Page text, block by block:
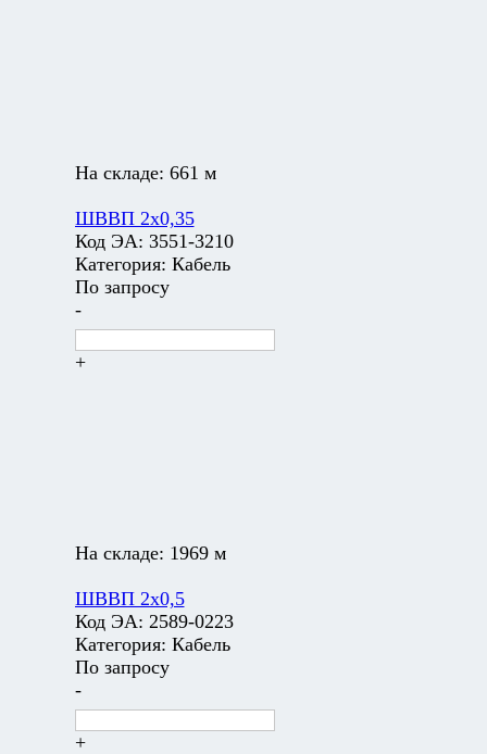
На складе: 661 м
ШВВП 2х0,35
Код ЭА: 3551-3210
Категория: Кабель
По запросу
-
+
На складе: 1969 м
ШВВП 2х0,5
Код ЭА: 2589-0223
Категория: Кабель
По запросу
-
+